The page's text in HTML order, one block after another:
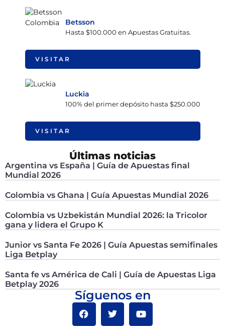
Betsson
Hasta $100.000 en Apuestas Gratuitas.
VISITAR
Luckia
100% del primer depósito hasta $250.000
VISITAR
Últimas noticias
Argentina vs España | Guía de Apuestas final
Mundial 2026
Colombia vs Ghana | Guía Apuestas Mundial 2026
Colombia vs Uzbekistán Mundial 2026: la Tricolor
gana y lidera el Grupo K
Junior vs Santa Fe 2026 | Guía Apuestas semifinales
Liga Betplay
Santa fe vs América de Cali | Guía de Apuestas Liga
Betplay 2026
Síguenos en